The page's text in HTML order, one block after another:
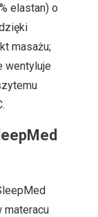
elastan) o
masażu;
wentyluje
materacu